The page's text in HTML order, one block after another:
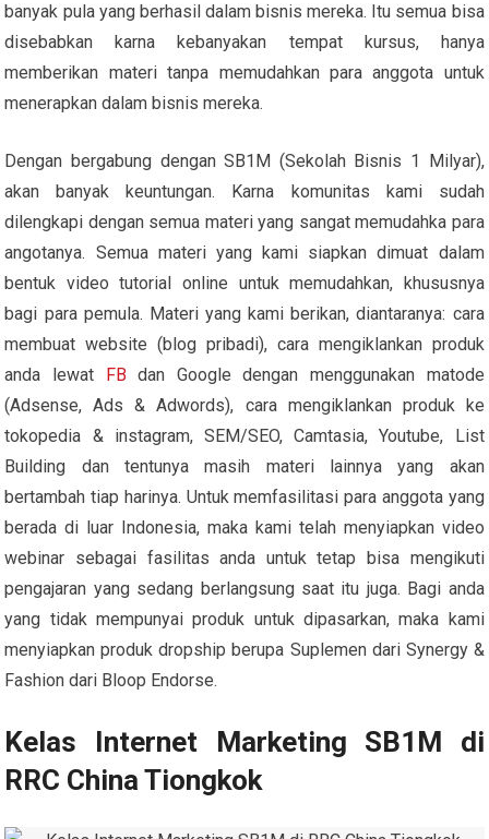
banyak pula yang berhasil dalam bisnis mereka. Itu semua bisa
disebabkan karna kebanyakan tempat kursus, hanya
memberikan materi tanpa memudahkan para anggota untuk
menerapkan dalam bisnis mereka.
Dengan bergabung dengan SB1M (Sekolah Bisnis 1 Milyar),
akan banyak keuntungan. Karna komunitas kami sudah
dilengkapi dengan semua materi yang sangat memudahka para
angotanya. Semua materi yang kami siapkan dimuat dalam
bentuk video tutorial online untuk memudahkan, khususnya
bagi para pemula. Materi yang kami berikan, diantaranya: cara
membuat website (blog pribadi), cara mengiklankan produk
anda lewat FB dan Google dengan menggunakan matode
(Adsense, Ads & Adwords), cara mengiklankan produk ke
tokopedia & instagram, SEM/SEO, Camtasia, Youtube, List
Building dan tentunya masih materi lainnya yang akan
bertambah tiap harinya. Untuk memfasilitasi para anggota yang
berada di luar Indonesia, maka kami telah menyiapkan video
webinar sebagai fasilitas anda untuk tetap bisa mengikuti
pengajaran yang sedang berlangsung saat itu juga. Bagi anda
yang tidak mempunyai produk untuk dipasarkan, maka kami
menyiapkan produk dropship berupa Suplemen dari Synergy &
Fashion dari Bloop Endorse.
Kelas Internet Marketing SB1M di
RRC China Tiongkok